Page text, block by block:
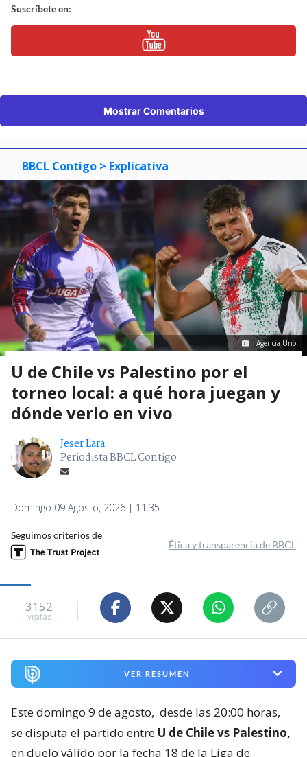
Suscríbete en:
Mostrar Comentarios
BBCL Contigo > Explicativa
Agencia Uno
U de Chile vs Palestino por el
torneo local: a qué hora juegan y
dónde verlo en vivo
Jeser Lara
Periodista BBCL Contigo
Domingo 09 Agosto, 2026 | 11:35
Seguimos criterios de
Ética y transparencia de BBCL
3152
visitas
VER RESUMEN
Este domingo 9 de agosto, desde las 20:00 horas,
se disputa el partido entre U de Chile vs Palestino,
en duelo válido por la fecha 18 de la Liga de